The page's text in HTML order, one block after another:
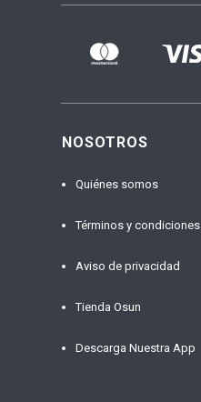
NOSOTROS
Quiénes somos
Términos y condiciones
Aviso de privacidad
Tienda Osun
Descarga Nuestra App